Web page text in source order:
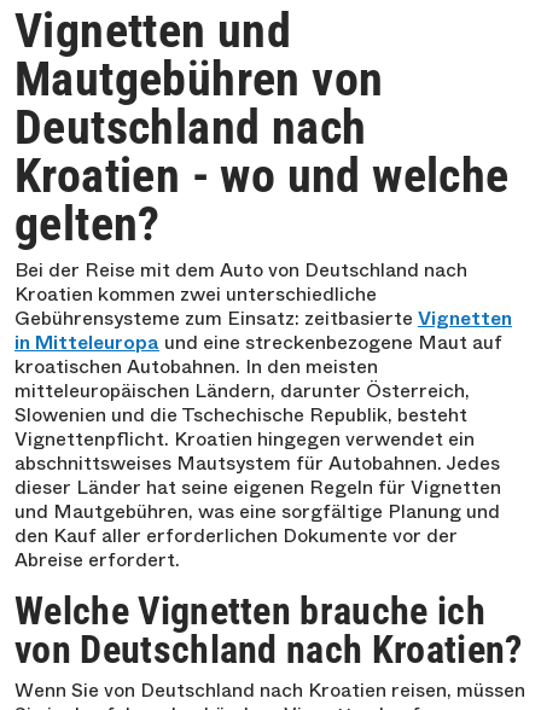
Vignetten und
Mautgebühren von
Deutschland nach
Kroatien - wo und welche
gelten?
Bei der Reise mit dem Auto von Deutschland nach
Kroatien kommen zwei unterschiedliche
Gebührensysteme zum Einsatz: zeitbasierte Vignetten
in Mitteleuropa und eine streckenbezogene Maut auf
kroatischen Autobahnen. In den meisten
mitteleuropäischen Ländern, darunter Österreich,
Slowenien und die Tschechische Republik, besteht
Vignettenpflicht. Kroatien hingegen verwendet ein
abschnittsweises Mautsystem für Autobahnen. Jedes
dieser Länder hat seine eigenen Regeln für Vignetten
und Mautgebühren, was eine sorgfältige Planung und
den Kauf aller erforderlichen Dokumente vor der
Abreise erfordert.
Welche Vignetten brauche ich
von Deutschland nach Kroatien?
Wenn Sie von Deutschland nach Kroatien reisen, müssen